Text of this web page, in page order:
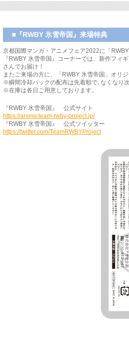
■『RWBY 氷雪帝国』来場特典
京都国際マンガ・アニメフェア2022に「
『RWBY 氷雪帝国』コーナーでは、新作フィ
さんでお届け！
またご来場の方に、「RWBY 氷雪帝国」オリ
※瞬間冷却パックの配布は先着順で､なくなり
※在庫は各日ご用意しております。
『RWBY 氷雪帝国』 公式サイト
https://anime.team-rwby-project.jp/
『RWBY 氷雪帝国』 公式ツイッター
https://twitter.com/TeamRWBYProject